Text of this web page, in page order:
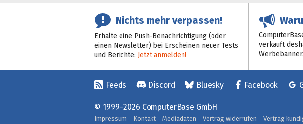
Nichts mehr verpassen!
Erhalte eine Push-Benachrichtigung (oder
einen Newsletter) bei Erscheinen neuer Tests
und Berichte: Jetzt anmelden!
verkauft
Werbebanner.
Feeds Discord Bluesky Facebook
© 1999–2026 ComputerBase GmbH
Impressum Kontakt Mediadaten Vertrag widerrufen Vertrag